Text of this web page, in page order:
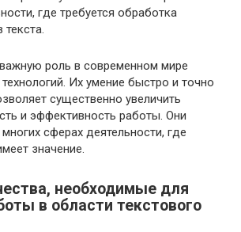
где требуется обработка
роль в современном мире
Их умение быстро и точно
существенно увеличить
и эффективность работы. Они
сферах деятельности, где
значение.
необходимые для
в области текстового